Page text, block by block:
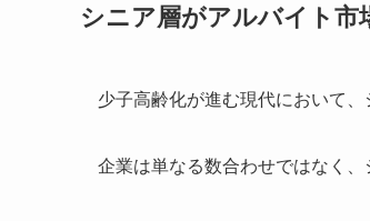
シニア層がアルバイト市
少子高齢化が進む現代において
企業は単なる数合わせではなく、